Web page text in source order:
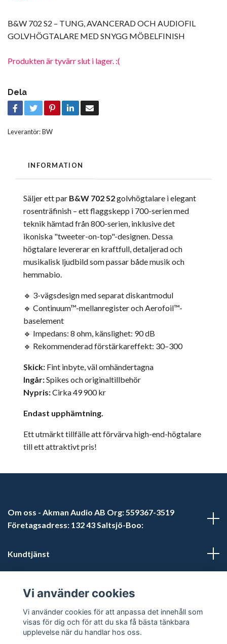
B&W 702 S2 – TUNG, AVANCERAD OCH AUDIOFIL
GOLVHÖGTALARE MED SNYGG MÖBELFINISH
Produkten är tyvärr slut i lager. :(
Dela
Leverantör:BW
INFORMATION
Säljer ett par B&W 702 S2golvhögtalare i elegant
rosenträfinish – ett flaggskepp i 700-serien med
teknik hämtad från 800-serien, inklusive det
ikoniska "tweeter-on-top"-designen. Dessa
högtalare levererar en kraftfull, detaljerad och
musikalisk ljudbild som passar både musik och
hemmabio.
🔹 3-vägsdesign med separat diskantmodul
🔹 Continuum™-mellanregister och Aerofoil™-
baselement
🔹 Impedans: 8 ohm, känslighet: 90 dB
🔹 Rekommenderad förstärkareffekt: 30–300
Skick: Fint inbyte, väl omhändertagna
Ingår:Spikes och originaltillbehör
Nypris:Cirka 49 900 kr
Endast upphämtning.
Ett utmärkt tillfälle att förvärva high-end-högtalare
till ett attraktivt pris!
Om oss - Akman Audio AB Org: 559367-3519
Företagsadress: 132 43 Saltsjö-Boo:
Kundtjänst
Sociala medier
Vi använder cookies
Vi använder cookies för att anpassa det innehåll som
visas för dig och för att du ska få bästa tänkbara
upplevelse när du handlar hos oss.